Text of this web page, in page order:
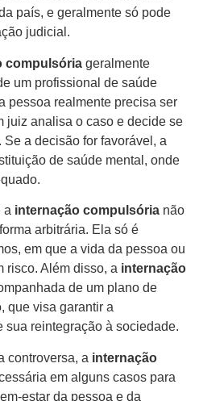
país, e geralmente só pode
judicial.
compulsória geralmente
um profissional de saúde
pessoa realmente precisa ser
juiz analisa o caso e decide se
a decisão for favorável, a
de saúde mental, onde
a internação compulsória não
arbitrária. Ela só é
em que a vida da pessoa ou
risco. Além disso, a internação
de um plano de
que visa garantir a
sua reintegração à sociedade.
controversa, a internação
em alguns casos para
estar da pessoa e da